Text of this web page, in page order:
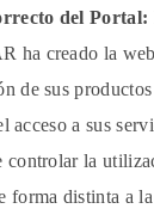
del Portal:
ha creado la
de sus
acceso a sus
controlar la
forma distinta a